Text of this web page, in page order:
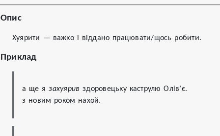
Опис
Хуярити — важко і віддано працювати/щось робити.
Приклад
а ще я захуярив здоровецьку каструлю Олів’є.
з новим роком нахой.